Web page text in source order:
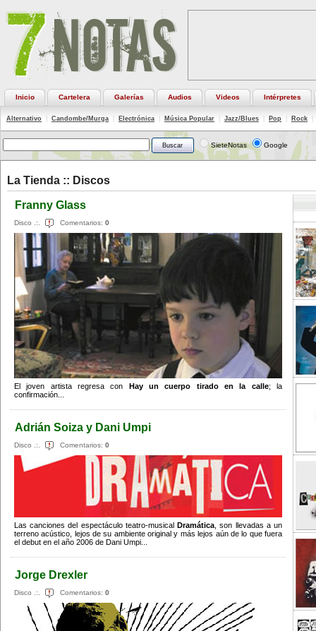
Inicio Cartelera Galerías Audios Videos Intérpretes
Alternativo Candombe/Murga Electrónica Música Popular Jazz/Blues Pop Rock
SieteNotas Google
La Tienda :: Discos
Franny Glass
Disco .:. Comentarios: 0
El joven artista regresa con Hay un cuerpo tirado en la calle; la
confirmación...
Adrián Soiza y Dani Umpi
Disco .:. Comentarios: 0
Las canciones del espectáculo teatro-musicalDramática , son llevadas a un
terreno acústico, lejos de su ambiente original y más lejos aún de lo que fuera
el debut en el año 2006 de Dani Umpi...
Jorge Drexler
Disco .:. Comentarios: 0